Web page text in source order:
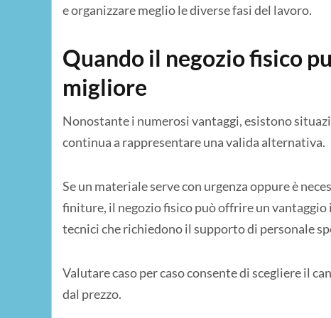
e organizzare meglio le diverse fasi del lavoro.
Quando il negozio fisico
migliore
Nonostante i numerosi vantaggi, esistono
continua a rappresentare una valida alternativa.
Se un materiale serve con urgenza oppure è
finiture, il negozio fisico può offrire un
tecnici che richiedono il supporto di personale
Valutare caso per caso consente di scegliere il
dal prezzo.